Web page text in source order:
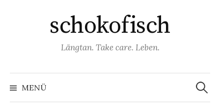
schokofisch
Längtan. Take care. Leben.
MENÜ
Suchen
nach: